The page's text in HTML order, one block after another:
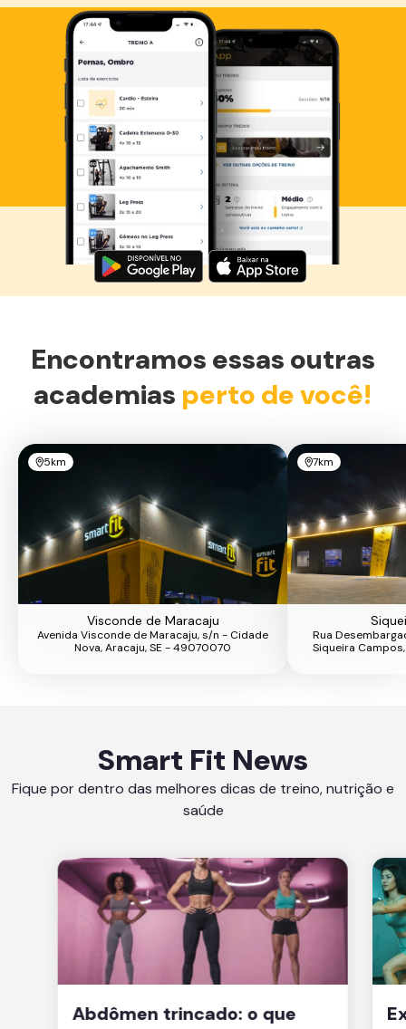
Baixe agora o Smart Fit App
Encontramos essas outras
academias perto de você!
5km
Visconde de Maracaju
Avenida Visconde de Maracaju, s/n - Cidade
Nova, Aracaju, SE - 49070070
7km
Rua
Siqueira
Smart Fit News
Fique por dentro das melhores dicas de treino, nutrição e
saúde
Abdômen trincado: o que